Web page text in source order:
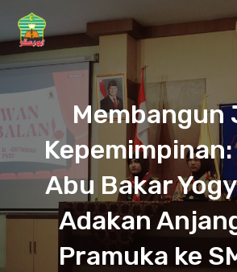
content
Membangun
Kepemimpinan:
Abu Bakar
Adakan
Pramuka ke